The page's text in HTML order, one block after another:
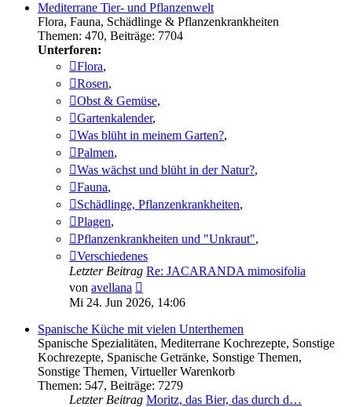
Mediterrane Tier- und Pflanzenwelt
Flora, Fauna, Schädlinge & Pflanzenkrankheiten
Themen: 470, Beiträge: 7704
Unterforen:
Flora,
Rosen,
Obst & Gemüse,
Gartenkalender,
Was blüht in meinem Garten?,
Palmen,
Was wächst und blüht in der Natur?,
Fauna,
Schädlinge, Pflanzenkrankheiten,
Plagen,
Pflanzenkrankheiten und "Unkraut",
Verschiedenes
Letzter Beitrag Re: JACARANDA mimosifolia
von avellana
Beitrag
Mi 24. Jun 2026, 14:06
Spanische Küche mit vielen Unterthemen
Spanische Spezialitäten, Mediterrane Kochrezepte, Sonstige
Kochrezepte, Spanische Getränke, Sonstige Themen,
Sonstige Themen, Virtueller Warenkorb
Themen: 547, Beiträge: 7279
Letzter Beitrag Moritz, das Bier, das durch d…